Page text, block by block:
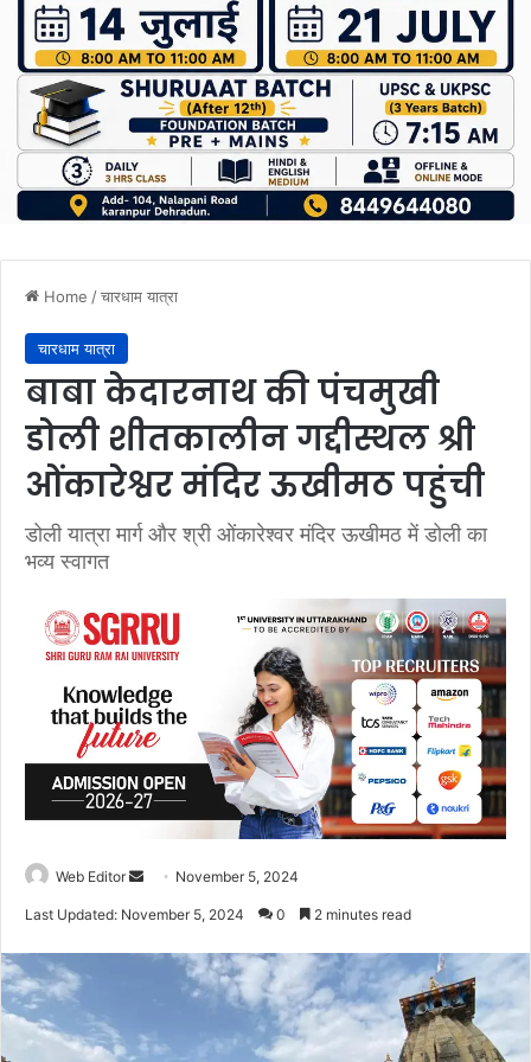
Home /चारधाम यात्रा
चारधाम यात्रा
बाबा केदारनाथ की पंचमुखी
डोली शीतकालीन गद्दीस्थल श्री
ओंकारेश्वर मंदिर ऊखीमठ पहुंची
डोली यात्रा मार्ग और श्री ओंकारेश्वर मंदिर ऊखीमठ में डोली का
भव्य स्वागत
Web Editor
e
November 5, 2024
Last Updated: November 5, 2024 0 2 minutes read